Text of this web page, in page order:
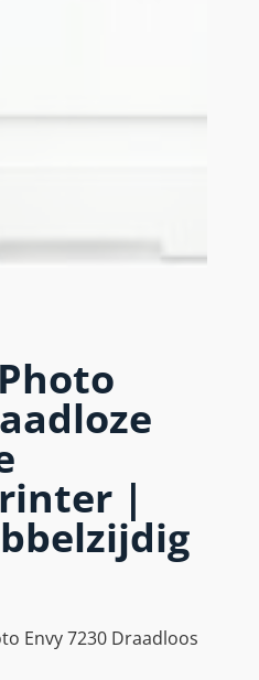
|
Envy 7230 Draadloos